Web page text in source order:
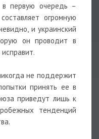
в первую очередь –
огромную
и украинский
он проводит в
не поддержит
принять ее в
приведут лишь к
тенденций